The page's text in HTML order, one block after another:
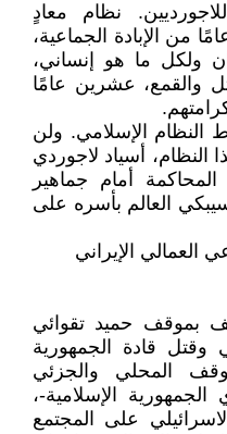
نظام معادٍ
من الإبادة الجماعية،
ولكل ما هو إنساني،
والقمع، عشرين عامًا
النظام الإسلامي. ولن
أسياد لاجوردي
أمام جماهير
العالم بأسره على
العمالي الإيراني
بموقف حميد تقوائي
قادة الجمهورية
المحلي والجزئي
الإسلامية-،
على المجتمع